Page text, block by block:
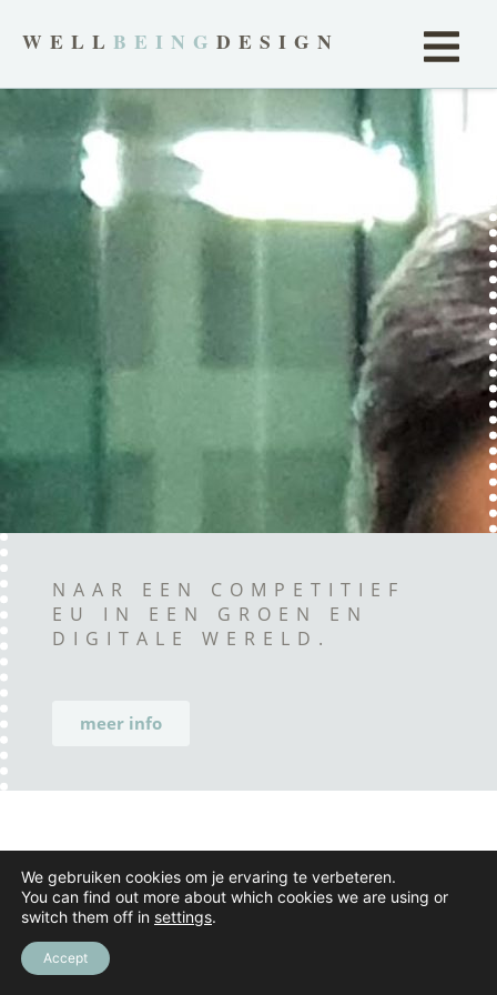
WELL BEING DESIGN
NAAR EEN COMPETITIEF
EU IN EEN GROEN EN
DIGITALE WERELD.
meer info
We gebruiken cookies om je ervaring te verbeteren.
You can find out more about which cookies we are using or
switch them off in settings.
Accept